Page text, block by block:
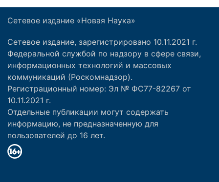
Сетевое издание «Новая Наука»
Сетевое издание, зарегистрировано 10.11.2021 г.
Федеральной службой по надзору в сфере связи,
информационных технологий и массовых
коммуникаций (Роскомнадзор).
Регистрационный номер: Эл № ФС77-82267 от
10.11.2021 г.
Отдельные публикации могут содержать
информацию, не предназначенную для
пользователей до 16 лет.